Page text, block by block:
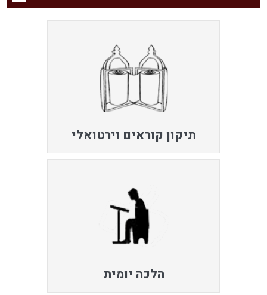
תיקון קוראים וירטואלי
הלכה יומית